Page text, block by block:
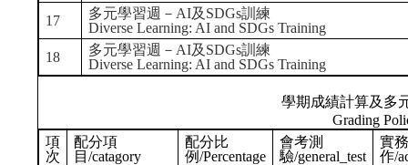
17
多元學習週－AI及SDGs訓練
Diverse Learning: AI and SDGs Training
18
多元學習週－AI及SDGs訓練
Diverse Learning: AI and SDGs Training
學期成績計算及多
Grading
項
次
配分項
目/catagory
配分比
例/Percentage
會考測
驗/general_test
實
作/